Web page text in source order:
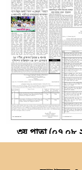
৩য় পাতা